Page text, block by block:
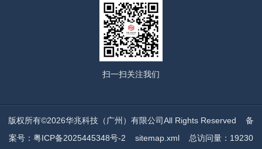
扫一扫关注我们
版权所有©2026华兆科技（广州）有限公司All Rights Reserved 备
案号：粤ICP备2025445348号-2
sitemap.xml总访问量：19230